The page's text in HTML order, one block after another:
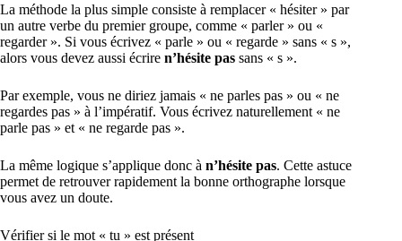
La méthode la plus simple consiste à remplacer « hésiter » par
un autre verbe du premier groupe, comme « parler » ou «
regarder ». Si vous écrivez « parle » ou « regarde » sans « s »,
alors vous devez aussi écrire n’hésite pas sans « s ».
Par exemple, vous ne diriez jamais « ne parles pas » ou « ne
regardes pas » à l’impératif. Vous écrivez naturellement « ne
parle pas » et « ne regarde pas ».
La même logique s’applique donc à n’hésite pas. Cette astuce
permet de retrouver rapidement la bonne orthographe lorsque
vous avez un doute.
Vérifier si le mot « tu » est présent